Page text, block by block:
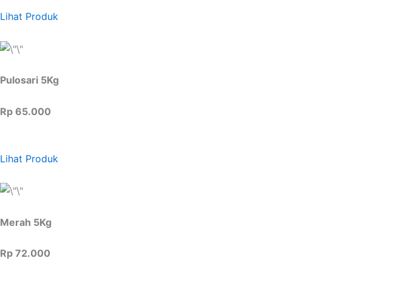
Lihat Produk
Pulosari 5Kg
Rp 65.000
Lihat Produk
Merah 5Kg
Rp 72.000